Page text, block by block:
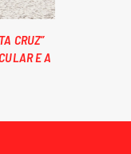
CRUZ”
E A